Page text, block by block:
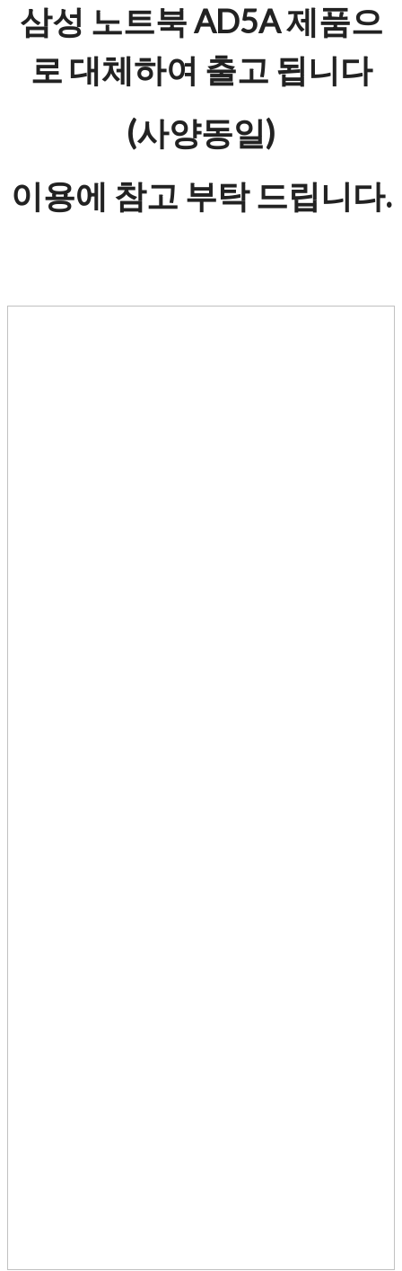
삼성 노트북 AD5A 제품으
로 대체하여 출고 됩니다
(사양동일)
이용에 참고 부탁 드립니다.